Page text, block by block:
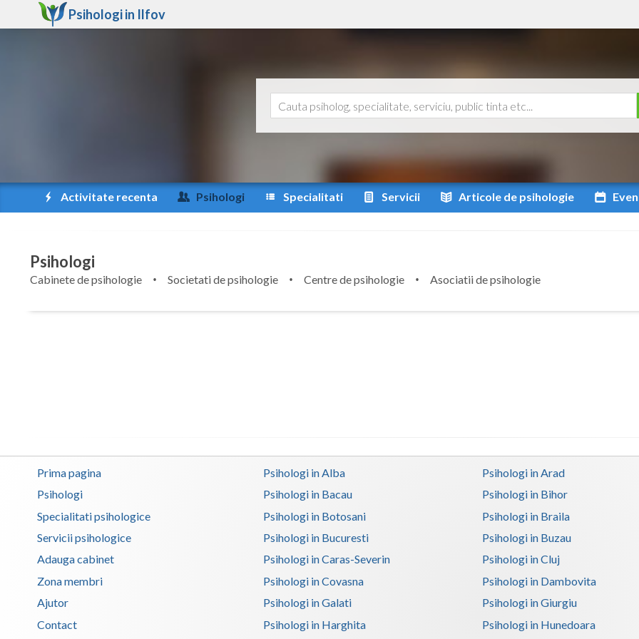
Psihologi in Ilfov
Activitate recenta Psihologi Specialitati Servicii Articole de psihologie
Psihologi
Cabinete de psihologie Societati de psihologie Centre de psihologie
Asociatii de psihologie
Prima pagina
Psihologi
Specialitati psihologice
Servicii psihologice
Adauga cabinet
Zona membri
Ajutor
Contact
Psihologi in Alba Psihologi in Arad
Psihologi in Bacau
Psihologi in Bihor
Psihologi in Botosani
Psihologi in Braila
Psihologi in Bucuresti
Psihologi in Buzau
Psihologi in Caras-Severin
Psihologi in Cluj
Psihologi in Covasna
Psihologi in Dambovita
Psihologi in Galati
Psihologi in Giurgiu
Psihologi in Harghita
Psihologi in Hunedoara